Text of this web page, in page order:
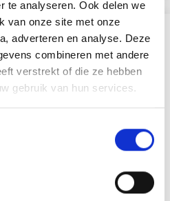
te analyseren. Ook delen we
van onze site met onze
adverteren en analyse. Deze
combineren met andere
verstrekt of die ze hebben
gebruik van hun services.